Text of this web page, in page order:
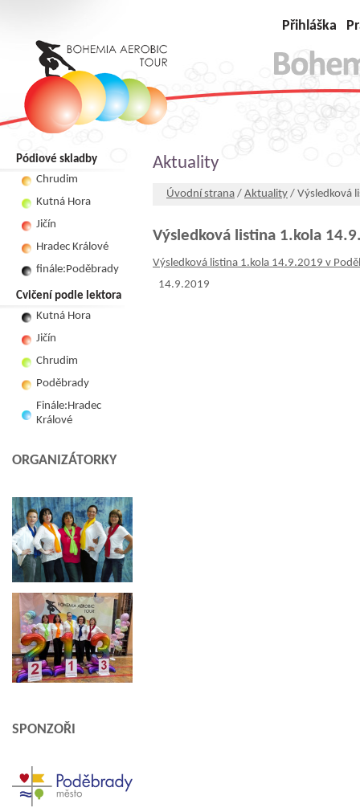
Přihláška
Pódiové skladby
Chrudim
Kutná Hora
Jičín
Hradec Králové
finále:Poděbrady
Cvičení podle lektora
Kutná Hora
Jičín
Chrudim
Poděbrady
Finále:Hradec
Králové
ORGANIZÁTORKY
SPONZOŘI
Aktuality
Úvodní strana / Aktuality / Výsledková
Výsledková listina 1.kola
Výsledková listina 1.kola 14.9.2019 v
14.9.2019